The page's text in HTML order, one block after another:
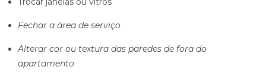
Fechar a área de serviço
Alterar cor ou textura das paredes de fora do
apartamento